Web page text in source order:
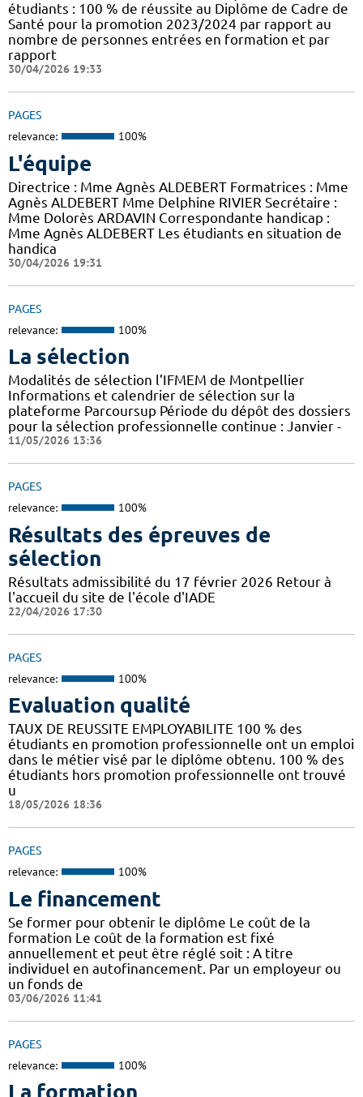
étudiants : 100 % de réussite au Diplôme de Cadre de
Santé pour la promotion 2023/2024 par rapport au
nombre de personnes entrées en formation et par
rapport
30/04/2026 19:33
PAGES
relevance: 100%
L'équipe
Directrice : Mme Agnès ALDEBERT Formatrices : Mme
Agnès ALDEBERT Mme Delphine RIVIER Secrétaire :
Mme Dolorès ARDAVIN Correspondante handicap :
Mme Agnès ALDEBERT Les étudiants en situation de
handica
30/04/2026 19:31
PAGES
relevance: 100%
La sélection
Modalités de sélection l’IFMEM de Montpellier
Informations et calendrier de sélection sur la
plateforme Parcoursup Période du dépôt des dossiers
pour la sélection professionnelle continue : Janvier -
11/05/2026 13:36
PAGES
relevance: 100%
Résultats des épreuves de
sélection
Résultats admissibilité du 17 février 2026 Retour à
l'accueil du site de l'école d'IADE
22/04/2026 17:30
PAGES
relevance: 100%
Evaluation qualité
TAUX DE REUSSITE EMPLOYABILITE 100 % des
étudiants en promotion professionnelle ont un emploi
dans le métier visé par le diplôme obtenu. 100 % des
étudiants hors promotion professionnelle ont trouvé
u
18/05/2026 18:36
PAGES
relevance: 100%
Le financement
Se former pour obtenir le diplôme Le coût de la
formation Le coût de la formation est fixé
annuellement et peut être réglé soit : A titre
individuel en autofinancement. Par un employeur ou
un fonds de
03/06/2026 11:41
PAGES
relevance: 100%
La formation